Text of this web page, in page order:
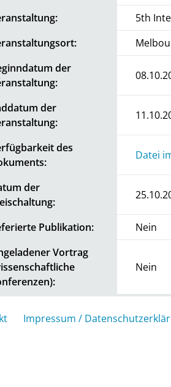
5th
der
der
des
Datei
der
Publikation:
Nein
Vortrag
Nein
Impressum /